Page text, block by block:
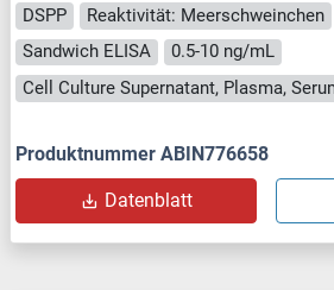
DSPP Reaktivität: Meerschweinchen
Sandwich ELISA
0.5-10 ng/mL
Produktnummer ABIN776658
Datenblatt